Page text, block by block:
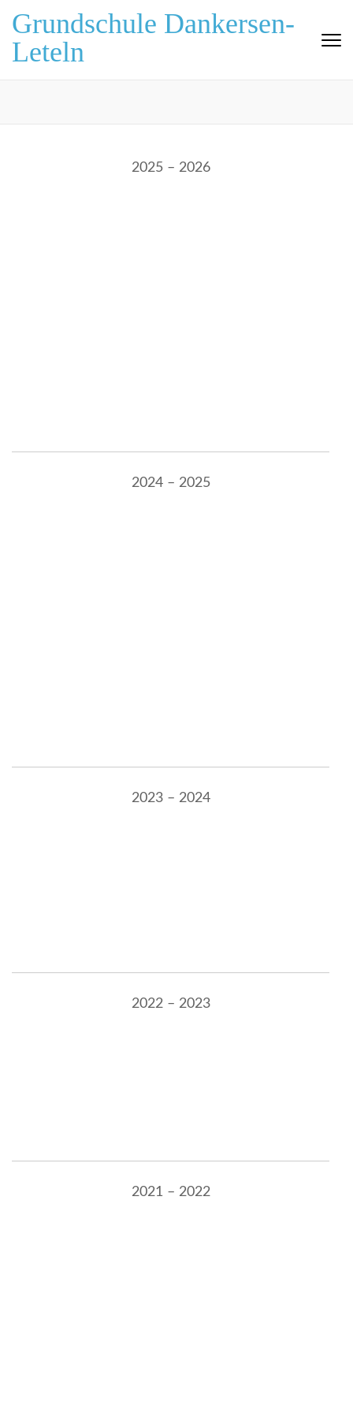
Inhalt
springen
(Eingabetaste
Grundschule Dankersen-
Leteln
2025 – 2026
2024 – 2025
2023 – 2024
2022 – 2023
2021 – 2022